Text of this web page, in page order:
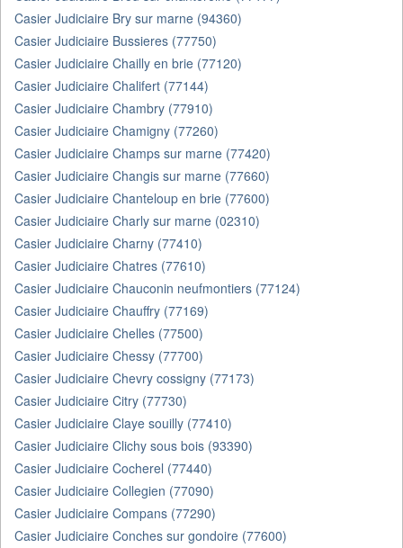
Casier Judiciaire Bry sur marne (94360)
Casier Judiciaire Bussieres (77750)
Casier Judiciaire Chailly en brie (77120)
Casier Judiciaire Chalifert (77144)
Casier Judiciaire Chambry (77910)
Casier Judiciaire Chamigny (77260)
Casier Judiciaire Champs sur marne (77420)
Casier Judiciaire Changis sur marne (77660)
Casier Judiciaire Chanteloup en brie (77600)
Casier Judiciaire Charly sur marne (02310)
Casier Judiciaire Charny (77410)
Casier Judiciaire Chatres (77610)
Casier Judiciaire Chauconin neufmontiers (77124)
Casier Judiciaire Chauffry (77169)
Casier Judiciaire Chelles (77500)
Casier Judiciaire Chessy (77700)
Casier Judiciaire Chevry cossigny (77173)
Casier Judiciaire Citry (77730)
Casier Judiciaire Claye souilly (77410)
Casier Judiciaire Clichy sous bois (93390)
Casier Judiciaire Cocherel (77440)
Casier Judiciaire Collegien (77090)
Casier Judiciaire Compans (77290)
Casier Judiciaire Conches sur gondoire (77600)